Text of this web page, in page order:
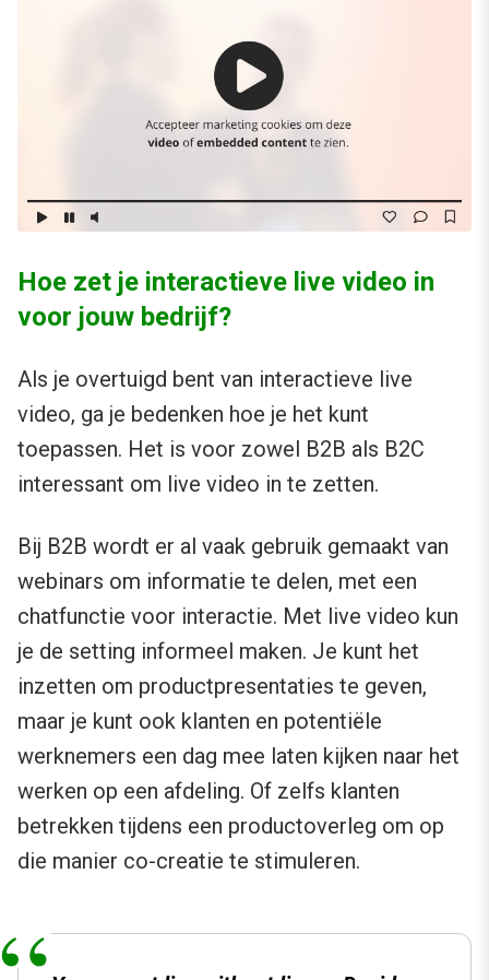
Hoe zet je interactieve live video in
voor jouw bedrijf?
Als je overtuigd bent van interactieve live
video, ga je bedenken hoe je het kunt
toepassen. Het is voor zowel B2B als B2C
interessant om live video in te zetten.
Bij B2B wordt er al vaak gebruik gemaakt van
webinars om informatie te delen, met een
chatfunctie voor interactie. Met live video kun
je de setting informeel maken. Je kunt het
inzetten om productpresentaties te geven,
maar je kunt ook klanten en potentiële
werknemers een dag mee laten kijken naar het
werken op een afdeling. Of zelfs klanten
betrekken tijdens een productoverleg om op
die manier co-creatie te stimuleren.